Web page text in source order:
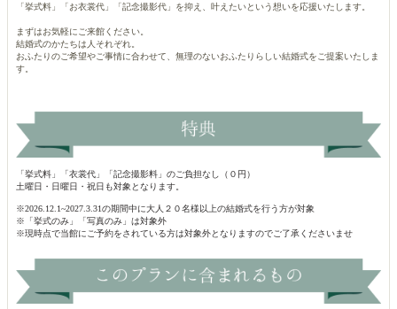
「挙式料」「お衣裳代」「記念撮影代」を抑え、叶えたいという想いを応援いたします。
まずはお気軽にご来館ください。
結婚式のかたちは人それぞれ。
おふたりのご希望やご事情に合わせて、無理のないおふたりらしい結婚式をご提案いたしま
す。
「挙式料」「衣裳代」「記念撮影料」のご負担なし（０円）
土曜日・日曜日・祝日も対象となります。
※2026.12.1~2027.3.31の期間中に大人２０名様以上の結婚式を行う方が対象
※「挙式のみ」「写真のみ」は対象外
※現時点で当館にご予約をされている方は対象外となりますのでご了承くださいませ